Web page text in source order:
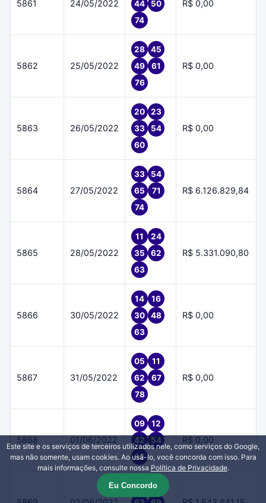
5861 24/05/2022
44
50
74
R$ 0,00
5862 25/05/2022
28
45
49
61
76
R$ 0,00
5863 26/05/2022
20
23
33
54
60
R$ 0,00
5864 27/05/2022
33
54
65
71
74
R$ 6.126.829,84
5865 28/05/2022
11
24
35
62
63
R$ 5.331.090,80
5866 30/05/2022
14
16
30
48
63
R$ 0,00
5867 31/05/2022
05
11
62
67
78
R$ 0,00
5868 01/06/2022
09
12
42
54
62
R$ 0,00
51
56
Este site e os serviços de terceiros utilizados nele, como serviços do Google,
mas não somente, usam cookies. Ao usá-lo, você concorda com isso. Para
mais informações, consulte nossa Política de Privacidade.
Eu Concordo